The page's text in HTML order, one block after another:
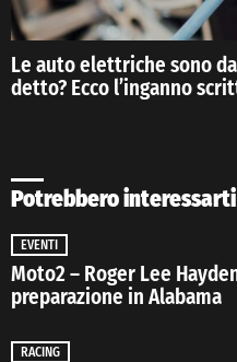
Le auto elettriche sono
detto? Ecco l’inganno
Potrebbero interessarti
EVENTI
Moto2 – Roger Lee
preparazione in Alabama
RACING